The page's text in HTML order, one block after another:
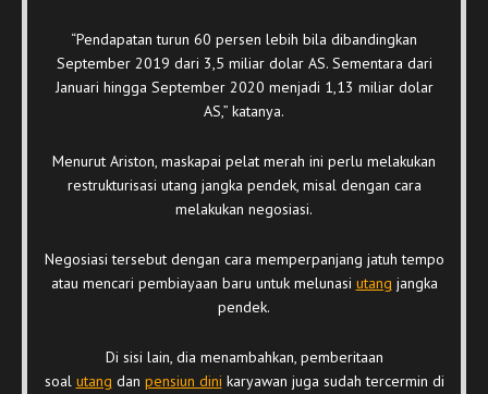
“Pendapatan turun 60 persen lebih bila dibandingkan
September 2019 dari 3,5 miliar dolar AS. Sementara dari
Januari hingga September 2020 menjadi 1,13 miliar dolar
AS,” katanya.
Menurut Ariston, maskapai pelat merah ini perlu melakukan
restrukturisasi utang jangka pendek, misal dengan cara
melakukan negosiasi.
Negosiasi tersebut dengan cara memperpanjang jatuh tempo
atau mencari pembiayaan baru untuk melunasi utang jangka
pendek.
Di sisi lain, dia menambahkan, pemberitaan
soal utang dan pensiun dini karyawan juga sudah tercermin di